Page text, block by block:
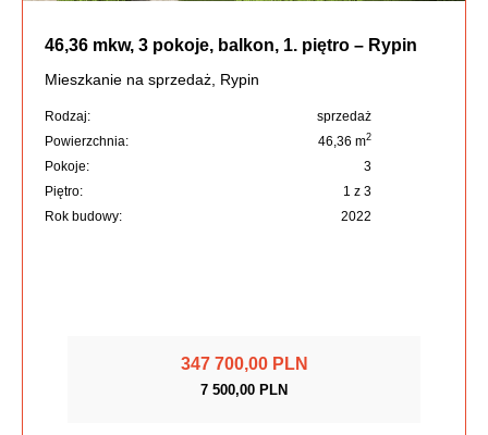
46,36 mkw, 3 pokoje, balkon, 1. piętro – Rypin
Mieszkanie na sprzedaż, Rypin
Rodzaj:
sprzedaż
Powierzchnia:
46,36 m2
Pokoje:
3
Piętro:
1 z 3
Rok budowy:
2022
347 700,00 PLN
7 500,00 PLN